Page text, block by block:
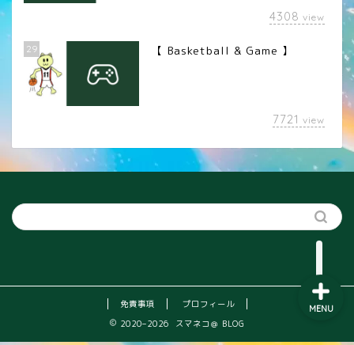
4308 view
29 【 Basketball & Game 】
7721 view
免責事項
プロフィール
2020–2026 スマネコ＠ BLOG
MENU
カメラレンズ
YouTube